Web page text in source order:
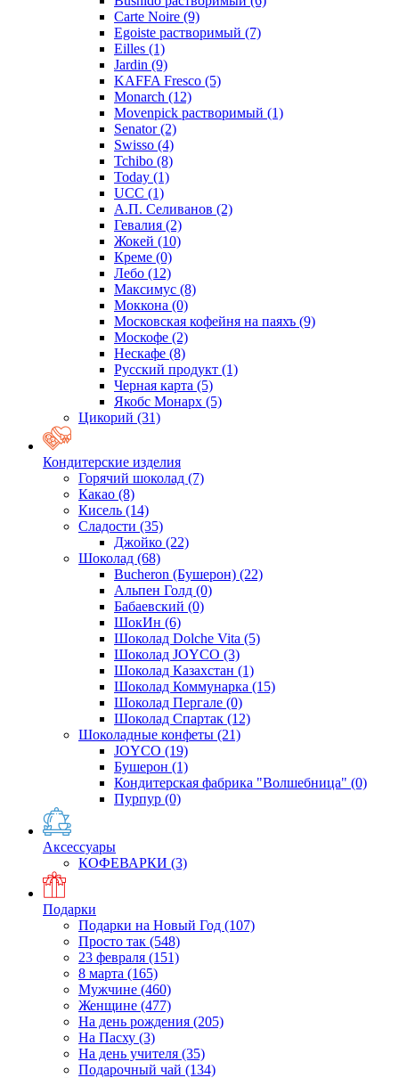
Carte Noire (9)
Egoiste растворимый (7)
Eilles (1)
Jardin (9)
KAFFA Fresco (5)
Monarch (12)
Movenpick растворимый (1)
Senator(2)
Swisso (4)
Tchibo (8)
Today (1)
UCC (1)
А.П. Селиванов (2)
Гевалия (2)
Жокей (10)
Креме (0)
Лебо (12)
Максимус (8)
Моккона (0)
Московская кофейня на паяхъ (9)
Москофе (2)
Нескафе (8)
Русский продукт (1)
Черная карта (5)
Якобс Монарх (5)
Цикорий (31)
Кондитерские изделия
Горячий шоколад (7)
Какао (8)
Кисель (14)
Сладости (35)
Джойко (22)
Шоколад (68)
Bucheron (Бушерон) (22)
Альпен Голд (0)
Бабаевский (0)
ШокИн (6)
Шоколад Dolche Vita (5)
Шоколад JOYCO (3)
Шоколад Казахстан (1)
Шоколад Коммунарка (15)
Шоколад Пергале (0)
Шоколад Спартак (12)
Шоколадные конфеты (21)
JOYCO (19)
Бушерон (1)
Кондитерская фабрика "Волшебница" (0)
Пурпур (0)
Аксессуары
КОФЕВАРКИ (3)
Подарки
Подарки на Новый Год (107)
Просто так (548)
23 февраля (151)
8 марта (165)
Мужчине (460)
Женщине (477)
На день рождения (205)
На Пасху (3)
На день учителя (35)
Подарочный чай (134)